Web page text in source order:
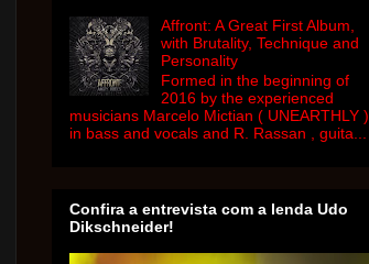
Affront: A Great First Album,
with Brutality, Technique and
Personality
Formed in the beginning of
2016 by the experienced
musicians Marcelo Mictian ( UNEARTHLY )
in bass and vocals and R. Rassan , guita...
Confira a entrevista com a lenda Udo
Dikschneider!